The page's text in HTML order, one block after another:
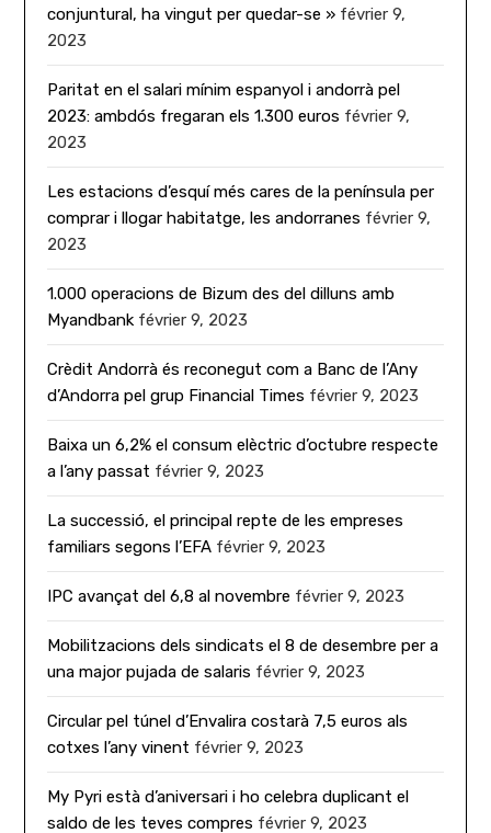
conjuntural, ha vingut per quedar-se » février 9,
2023
Paritat en el salari mínim espanyol i andorrà pel
2023: ambdós fregaran els 1.300 euros février 9,
2023
Les estacions d’esquí més cares de la península per
comprar i llogar habitatge, les andorranes février 9,
2023
1.000 operacions de Bizum des del dilluns amb
Myandbank février 9, 2023
Crèdit Andorrà és reconegut com a Banc de l’Any
d’Andorra pel grup Financial Times février 9, 2023
Baixa un 6,2% el consum elèctric d’octubre respecte
a l’any passat février 9, 2023
La successió, el principal repte de les empreses
familiars segons l’EFA février 9, 2023
IPC avançat del 6,8 al novembre février 9, 2023
Mobilitzacions dels sindicats el 8 de desembre per a
una major pujada de salaris février 9, 2023
Circular pel túnel d’Envalira costarà 7,5 euros als
cotxes l’any vinent février 9, 2023
My Pyri està d’aniversari i ho celebra duplicant el
saldo de les teves compres février 9, 2023